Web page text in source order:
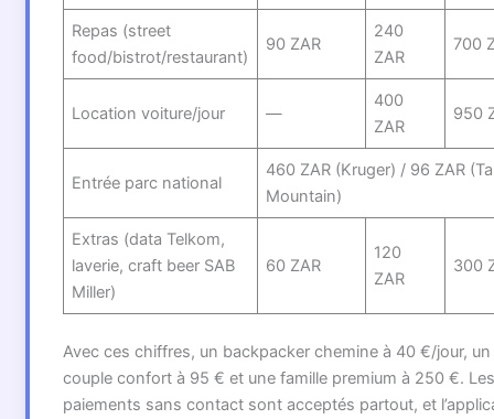
Repas (street
food/bistrot/restaurant)
90 ZAR
240
ZAR
700
Location voiture/jour —
400
ZAR
950
Entrée parc national
460 ZAR (Kruger) / 96 ZAR
Mountain)
Extras (data Telkom,
laverie, craft beer SAB
Miller)
60 ZAR
120
ZAR
300
Avec ces chiffres, un backpacker chemine à 40 €/jour, un
couple confort à 95 € et une famille premium à 250 €. Les
paiements sans contact sont acceptés partout, et